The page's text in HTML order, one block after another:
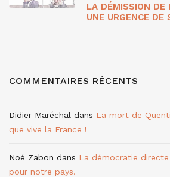
LA DÉMISSION DE
UNE URGENCE DE
COMMENTAIRES RÉCENTS
Didier Maréchal dans La mort de
que vive la France !
Noé Zabon dans La démocratie
pour notre pays.